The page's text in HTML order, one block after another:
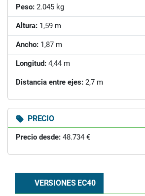
Peso: 2.045 kg
Altura: 1,59 m
Ancho: 1,87 m
Longitud: 4,44 m
Distancia entre ejes: 2,7 m
PRECIO
Precio desde: 48.734 €
VERSIONES EC40